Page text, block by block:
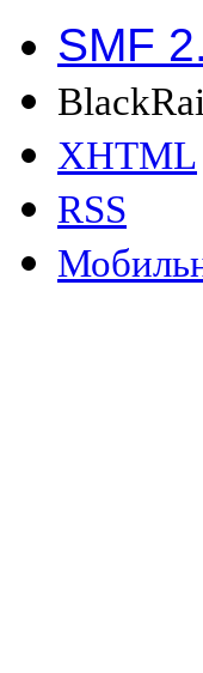
SMF
XHTML
RSS